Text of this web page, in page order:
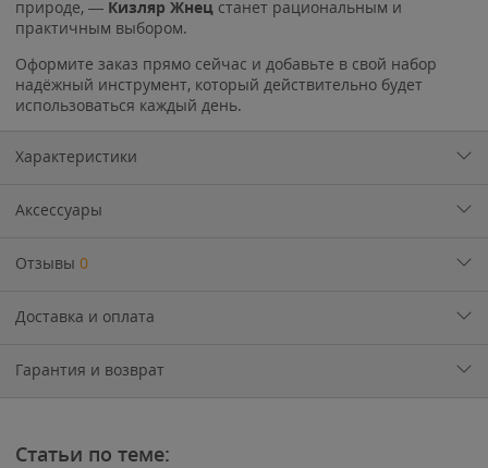
природе, — Кизляр Жнец станет рациональным и
практичным выбором.
Оформите заказ прямо сейчас и добавьте в свой набор
надёжный инструмент, который действительно будет
использоваться каждый день.
Характеристики
Аксессуары
Отзывы 0
Доставка и оплата
Гарантия и возврат
Статьи по теме: